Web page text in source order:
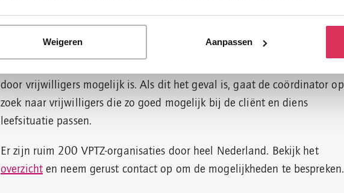
Weigeren Aanpassen
U kunt als zorgverlener cliënten hiervoor aanmelden; mensen kunnen
Nadat u uw cliënt heeft aangemeld, vindt er bij de cliënt thuis een
door vrijwilligers mogelijk is. Als dit het geval is, gaat de coördinator op
zoek naar vrijwilligers die zo goed mogelijk bij de cliënt en diens
leefsituatie passen.
Er zijn ruim 200 VPTZ-organisaties door heel Nederland. Bekijk het
overzichten neem gerust contact op om de mogelijkheden te bespreken.